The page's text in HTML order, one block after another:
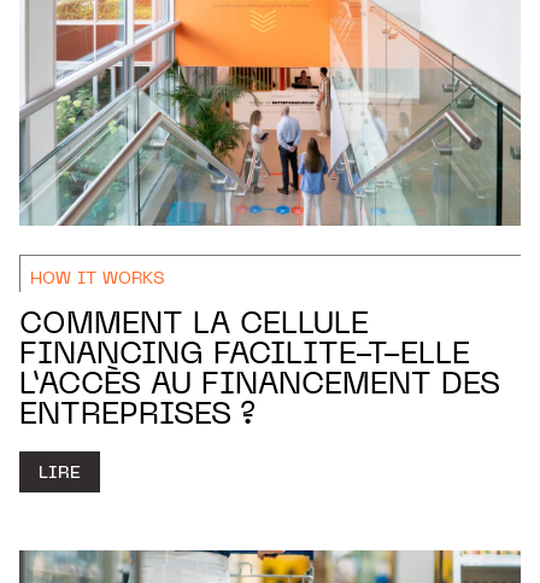
HOW IT WORKS
COMMENT LA CELLULE
FINANCING FACILITE-T-ELLE
L’ACCÈS AU FINANCEMENT DES
ENTREPRISES ?
LIRE